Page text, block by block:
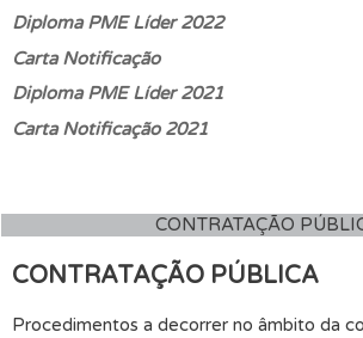
Diploma PME Líder 2022
Carta Notificação
Diploma PME Líder 2021
Carta Notificação 2021
CONTRATAÇÃO
CONTRATAÇÃO PÚBLICA
Procedimentos a decorrer no âmbito da